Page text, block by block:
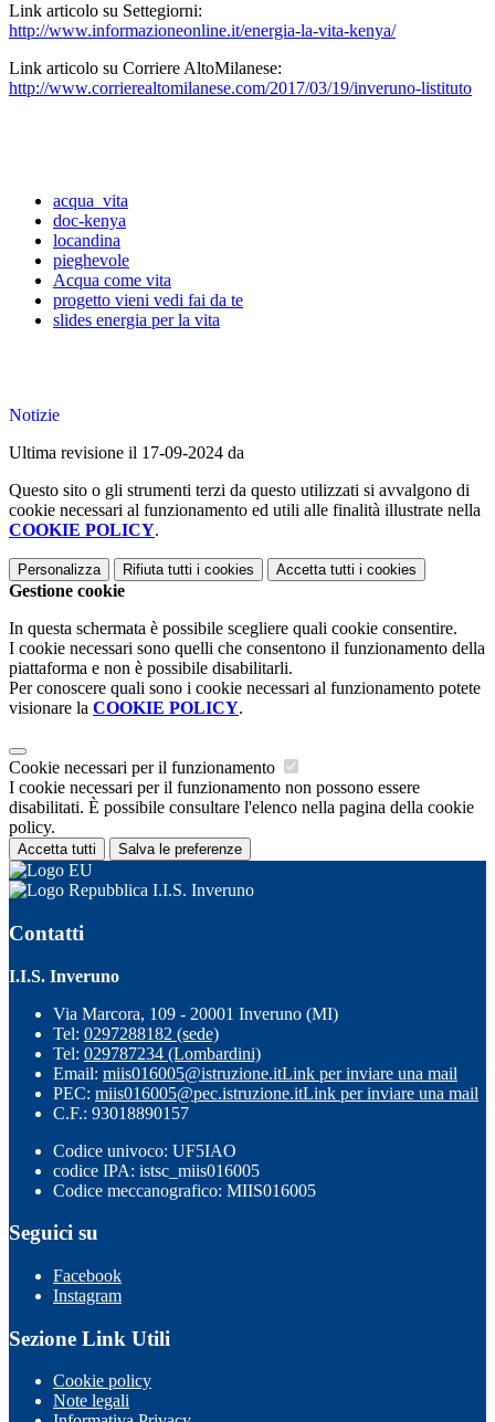
Link articolo su Settegiorni:
http://www.informazioneonline.it/energia-la-vita-kenya/
Link articolo su Corriere AltoMilanese:
http://www.corrierealtomilanese.com/2017/03/19/inveruno-listituto
acqua_vita
doc-kenya
locandina
pieghevole
Acqua come vita
progetto vieni vedi fai da te
slides energia per la vita
Notizie
Ultima revisione il 17-09-2024 da
Questo sito o gli strumenti terzi da questo utilizzati si avvalgono di
cookie necessari al funzionamento ed utili alle finalità illustrate nella
COOKIE POLICY.
Personalizza Rifiuta tutti i cookies Accetta tutti i cookies
Gestione cookie
In questa schermata è possibile scegliere quali cookie consentire.
I cookie necessari sono quelli che consentono il funzionamento della
piattaforma e non è possibile disabilitarli.
Per conoscere quali sono i cookie necessari al funzionamento potete
visionare la COOKIE POLICY.
Cookie necessari per il funzionamento
I cookie necessari per il funzionamento non possono essere
disabilitati. È possibile consultare l'elenco nella pagina della cookie
policy.
Accetta tutti Salva le preferenze
I.I.S. Inveruno
Contatti
I.I.S. Inveruno
Via Marcora, 109 - 20001 Inveruno (MI)
Tel: 0297288182 (sede)
Tel: 029787234 (Lombardini)
Email: miis016005@istruzione.itLink per inviare una mail
PEC: miis016005@pec.istruzione.itLink per inviare una mail
C.F.: 93018890157
Codice univoco: UF5IAO
codice IPA: istsc_miis016005
Codice meccanografico: MIIS016005
Seguici su
Facebook
Instagram
Sezione Link Utili
Cookie policy
Note legali